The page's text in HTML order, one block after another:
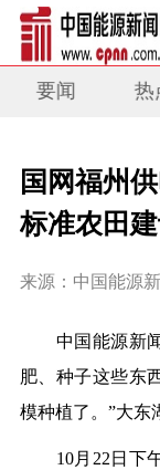
要闻 热
国网福州
标准农田
来源：中国能源
中国能源新
肥、种子这些东
模种植了。”大东
10月22日下午